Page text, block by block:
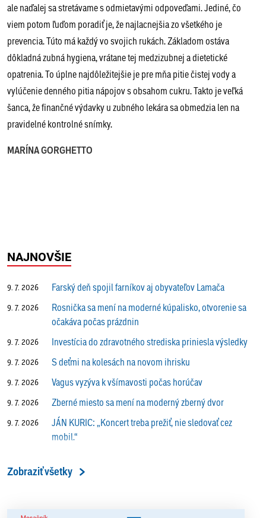
ale naďalej sa stretávame s odmietavými odpoveďami. Jediné, čo
viem potom ľuďom poradiť je, že najlacnejšia zo všetkého je
prevencia. Túto má každý vo svojich rukách. Základom ostáva
dôkladná zubná hygiena, vrátane tej medzizubnej a dietetické
opatrenia. To úplne najdôležitejšie je pre mňa pitie čistej vody a
vylúčenie denného pitia nápojov s obsahom cukru. Takto je veľká
šanca, že finančné výdavky u zubného lekára sa obmedzia len na
pravidelné kontrolné snímky.
MARÍNA GORGHETTO
NAJNOVŠIE
9. 7. 2026 Farský deň spojil farníkov aj obyvateľov Lamača
9. 7. 2026
Rosnička sa mení na moderné kúpalisko, otvorenie sa
očakáva počas prázdnin
9. 7. 2026 Investícia do zdravotného strediska priniesla výsledky
9. 7. 2026 S deťmi na kolesách na novom ihrisku
9. 7. 2026 Vagus vyzýva k všímavosti počas horúčav
9. 7. 2026 Zberné miesto sa mení na moderný zberný dvor
9. 7. 2026
JÁN KURIC: „Koncert treba prežiť, nie sledovať cez
mobil.“
9. 7. 2026
ALENA PETÁKOVÁ: „Splnila som si všetko, čo som si
Zobraziť všetky